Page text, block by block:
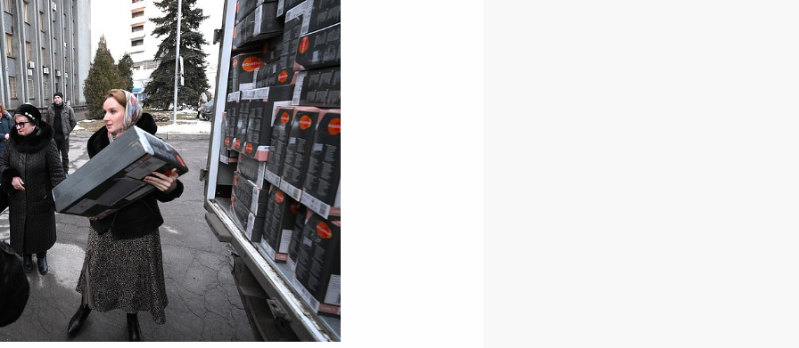
Башкортостан
область
торжественного заседания
общественной
инвалидов»,